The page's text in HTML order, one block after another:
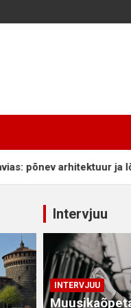
arhitektuur ja
Intervjuu
INTERVJUU